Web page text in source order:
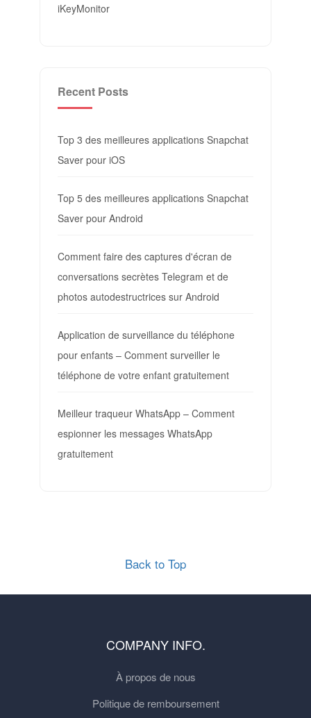
iKeyMonitor
Recent Posts
Top 3 des meilleures applications Snapchat
Saver pour iOS
Top 5 des meilleures applications Snapchat
Saver pour Android
Comment faire des captures d'écran de
conversations secrètes Telegram et de
photos autodestructrices sur Android
Application de surveillance du téléphone
pour enfants – Comment surveiller le
téléphone de votre enfant gratuitement
Meilleur traqueur WhatsApp – Comment
espionner les messages WhatsApp
gratuitement
Back to Top
COMPANY INFO.
À propos de nous
Politique de remboursement